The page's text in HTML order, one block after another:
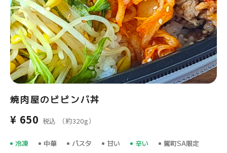
焼肉屋のビビンバ丼
¥ 650 税込 （約320g）
冷凍 中華 パスタ 甘い 辛い
駕町SA限定